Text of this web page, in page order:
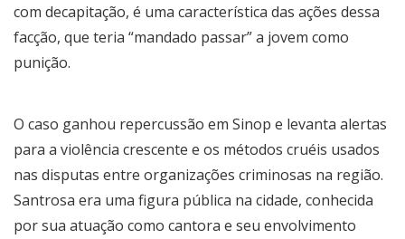
com decapitação, é uma característica das ações dessa
facção, que teria “mandado passar” a jovem como
punição.
O caso ganhou repercussão em Sinop e levanta alertas
para a violência crescente e os métodos cruéis usados
nas disputas entre organizações criminosas na região.
Santrosa era uma figura pública na cidade, conhecida
por sua atuação como cantora e seu envolvimento